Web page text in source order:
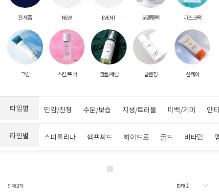
전 제품 NEW EVENT 모델링팩 마스크팩
크림 스킨/토너 앰플/세럼 클렌징 선케어
타입별 민감/진정 수분/보습 지성/트러블 미백/기미 안
라인별 스피룰리나 헴프씨드 하이드로 골드 비타민
전체2개